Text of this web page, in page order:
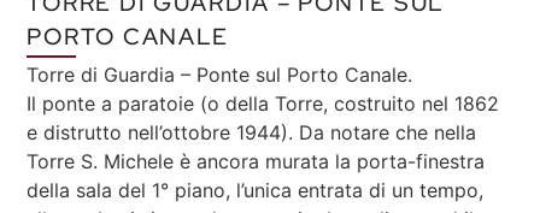
PORTO CANALE
Torre di Guardia – Ponte sul Porto Canale.
Il ponte a paratoie (o della Torre, costruito nel 1862
e distrutto nell’ottobre 1944). Da notare che nella
Torre S. Michele è ancora murata la porta-finestra
della sala del 1° piano, l’unica entrata di un tempo,